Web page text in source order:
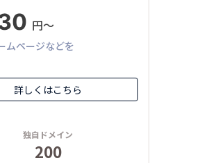
円〜
ムページなどを
詳しくはこちら
独自ドメイン
200